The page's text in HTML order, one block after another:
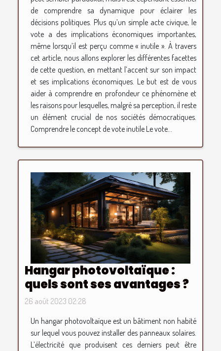
de comprendre sa dynamique pour éclairer les
décisions politiques. Plus qu’un simple acte civique, le
vote a des implications économiques importantes,
même lorsqu’il est perçu comme « inutile ». À travers
cet article, nous allons explorer les différentes facettes
de cette question, en mettant l’accent sur son impact
et ses implications économiques. Le but est de vous
aider à comprendre en profondeur ce phénomène et
les raisons pour lesquelles, malgré sa perception, il reste
un élément crucial de nos sociétés démocratiques.
Comprendre le concept de vote inutile Le vote...
Hangar photovoltaïque :
quels sont ses avantages ?
26 août 2023 02:28
Un hangar photovoltaïque est un bâtiment non habité
sur lequel vous pouvez installer des panneaux solaires.
L’électricité que produisent ces derniers peut être